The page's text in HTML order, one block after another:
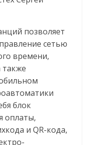
позволяет
сетью
времени,
блок
оплаты,
и QR-кода,